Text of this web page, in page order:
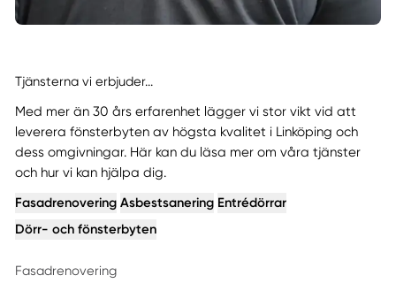
Tjänsterna vi erbjuder...
Med mer än 30 års erfarenhet lägger vi stor vikt vid att
leverera fönsterbyten av högsta kvalitet i Linköping och
dess omgivningar. Här kan du läsa mer om våra tjänster
och hur vi kan hjälpa dig.
Fasadrenovering Asbestsanering Entrédörrar
Dörr- och fönsterbyten
Fasadrenovering